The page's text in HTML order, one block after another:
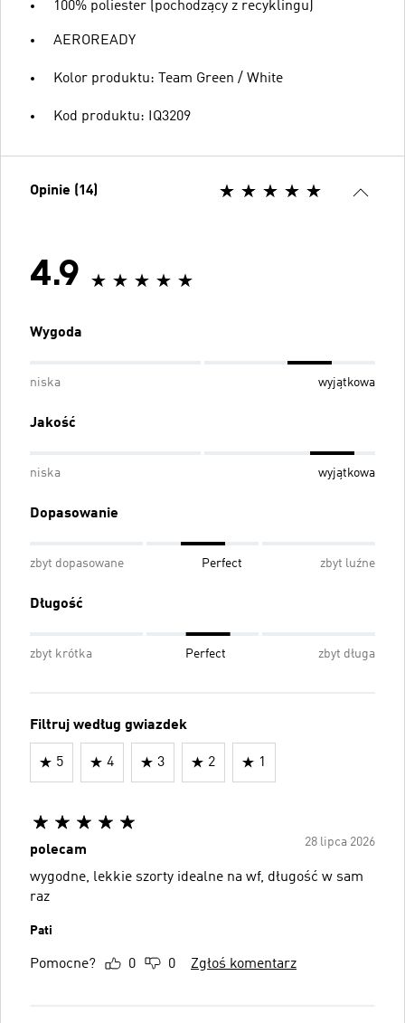
100% poliester (pochodzący z recyklingu)
AEROREADY
Kolor produktu: Team Green / White
Kod produktu: IQ3209
Opinie (14)
4.9
Wygoda
niska wyjątkowa
Jakość
niska wyjątkowa
Dopasowanie
zbyt dopasowane Perfect zbyt luźne
Długość
zbyt krótka Perfect zbyt długa
Filtruj według gwiazdek
5 4 3 2 1
28 lipca 2026
polecam
wygodne, lekkie szorty idealne na wf, długość w sam
raz
Pati
Pomocne? 0 0 Zgłoś komentarz